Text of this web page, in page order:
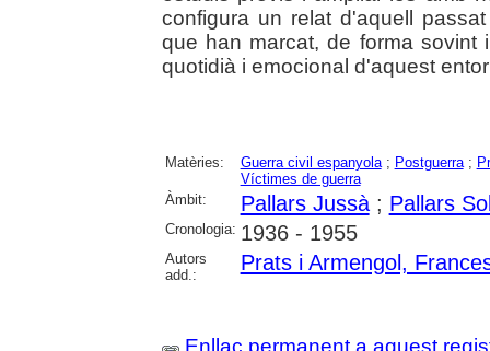
configura un relat d'aquell
que han marcat, de forma sovint
quotidià i emocional d'aquest
Matèries: Guerra civil espanyola; Postguerra;
Víctimes de guerra
Àmbit:
Pallars Jussà; Pallars
Cronologia: 1936 - 1955
Autors
add.:
Prats i Armengol,
Enllaç permanent a aquest